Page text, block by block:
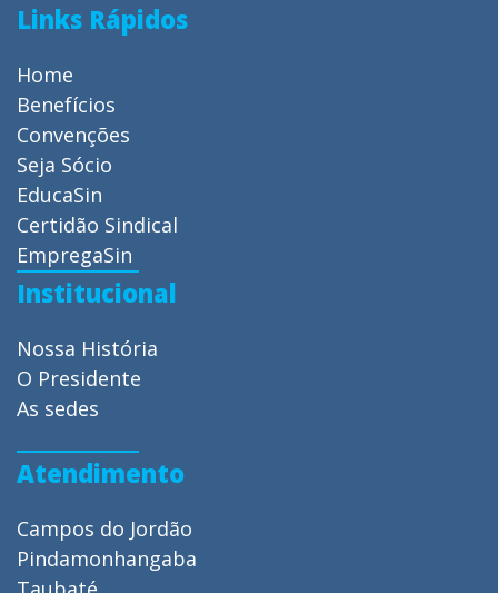
Links Rápidos
Home
Benefícios
Convenções
Seja Sócio
EducaSin
Certidão Sindical
EmpregaSin
Institucional
Nossa História
O Presidente
As sedes
Atendimento
Campos do Jordão
Pindamonhangaba